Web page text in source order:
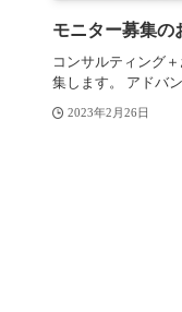
モニター募集の
コンサルティング
集します。 アドバン
2023年2月26日